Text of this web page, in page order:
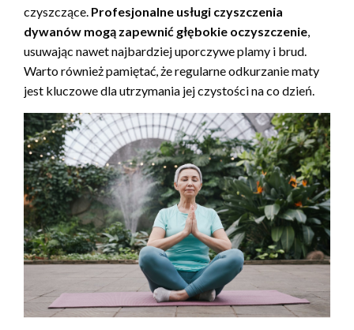
czyszczące. Profesjonalne usługi czyszczenia
dywanów mogą zapewnić głębokie oczyszczenie,
usuwając nawet najbardziej uporczywe plamy i brud.
Warto również pamiętać, że regularne odkurzanie maty
jest kluczowe dla utrzymania jej czystości na co dzień.